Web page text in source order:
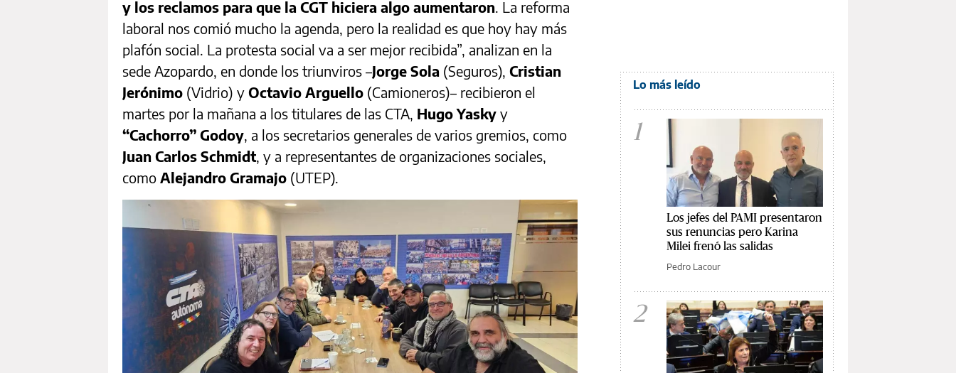
y los reclamos para que la CGT hiciera algo aumentaron. La reforma
laboral nos comió mucho la agenda, pero la realidad es que hoy hay más
plafón social. La protesta social va a ser mejor recibida”, analizan en la
sede Azopardo, en donde los triunviros –Jorge Sola (Seguros), Cristian
Jerónimo (Vidrio) y Octavio Arguello (Camioneros)– recibieron el
martes por la mañana a los titulares de las CTA, Hugo Yasky y
“Cachorro” Godoy, a los secretarios generales de varios gremios, como
Juan Carlos Schmidt, y a representantes de organizaciones sociales,
como Alejandro Gramajo (UTEP).
Lo más leído
1
Los jefes del PAMI presentaron
sus renuncias pero Karina
Milei frenó las salidas
Pedro Lacour
2